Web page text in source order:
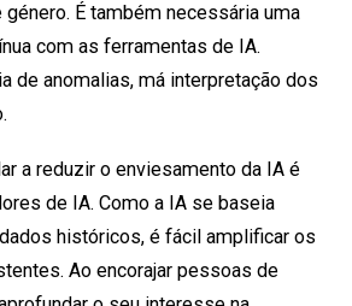
É também necessária uma
com as ferramentas de IA.
de anomalias, má interpretação dos
a reduzir o enviesamento da IA é
de IA. Como a IA se baseia
históricos, é fácil amplificar os
Ao encorajar pessoas de